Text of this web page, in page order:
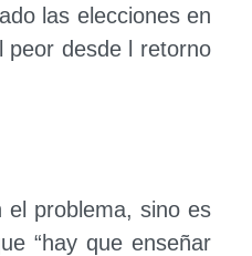
las elecciones en
peor desde l retorno
el problema, sino es
“hay que enseñar